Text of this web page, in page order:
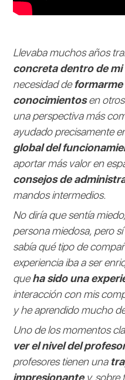
Llevaba muchos años
concreta dentro de mi
necesidad deformarme
conocimientosen
una perspectiva más
ayudado precisamente
global del
aportar más valor en
consejos de
mandos intermedios.
No diría que sentía
persona miedosa, pero
sabía qué tipo de
experiencia iba a ser
queha sido una
interacción con mis
y he aprendido mucho
Uno de los momentos
ver el nivel del
profesores tienen una
impresionantey, sobre